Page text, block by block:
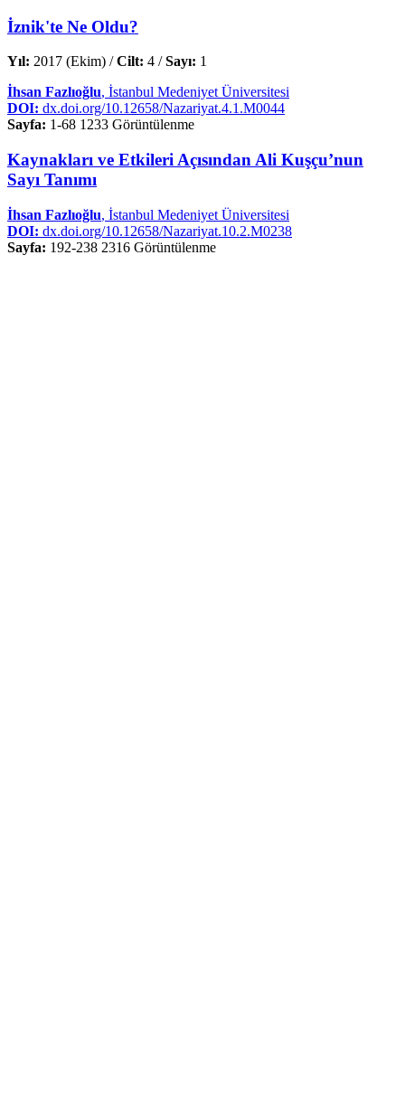
İznik'te Ne Oldu?
Yıl: 2017 (Ekim) /Cilt: 4 /Sayı: 1
İhsan Fazlıoğlu, İstanbul Medeniyet Üniversitesi
DOI: dx.doi.org/10.12658/Nazariyat.4.1.M0044
Sayfa: 1-68 1233 Görüntülenme
Kaynakları ve Etkileri Açısından Ali Kuşçu’nun
Sayı Tanımı
İhsan Fazlıoğlu, İstanbul Medeniyet Üniversitesi
DOI: dx.doi.org/10.12658/Nazariyat.10.2.M0238
Sayfa: 192-238 2316 Görüntülenme